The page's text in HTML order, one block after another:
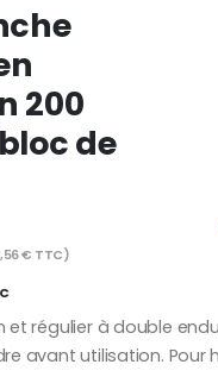
200
de
€ TTC)
et régulier à double
avant utilisation. Pour